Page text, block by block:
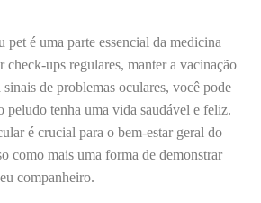
pet é uma parte essencial da medicina
ups regulares, manter a vacinação
sinais de problemas oculares, você pode
peludo tenha uma vida saudável e feliz.
é crucial para o bem-estar geral do
como mais uma forma de demonstrar
companheiro.